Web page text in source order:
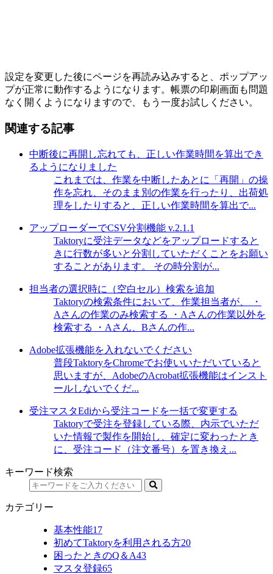
設定を変更した後にページを再読み込みすると、ポップアッ
プが正常に動作するようになります。帳票の印刷画面も問題
なく開くようになりますので、もう一度お試しください。
関連する記事
中断後に再開し忘れても、正しい作業時間を算出でき
るようになりました
これまでは、作業を中断したあとに「再開」の操
作を忘れ、そのまま別の作業を行ったり、出荷処
理をしたりすると、正しい作業時間を算出で...
アップローダーでCSV分割機能 v.2.1.1
Taktoryに受注データなどをアップロードすると
きに行数が多いと分割していただくことをお願い
することがあります。 その時分割が...
担当者の選択時に（空白セル）検索を追加
Taktoryの検索条件において、作業担当者が、 ・
Aさんの作業のみ検索する ・Aさんの作業以外を
検索する ・Aさん、Bさんの作...
Adobe拡張機能を入れないでください
普段TaktoryをChromeでお使いいただいていると
思いますが、AdobeのAcrobat拡張機能はインスト
ールしないでくだ...
受注マスタEdiから受注コードを一括で変更する
Taktoryで受注を登録している際、内示でいただ
いた情報で製作を開始し、確定に変わったとき
に、受注コード（注文番号）を置き換え...
キーワード検索
カテゴリー
基本性能17
初めてTaktoryを利用される方20
困ったときのQ＆A43
マスタ登録65